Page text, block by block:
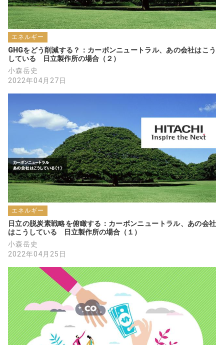
エネルギー
GHGをどう削減する？：カーボンニュートラル、あの会社はこう
している　日立製作所の場合（２）
小森岳史
2022年04月27日
エネルギー
日立の脱炭素戦略を俯瞰する：カーボンニュートラル、あの会社
はこうしている　日立製作所の場合（１）
小森岳史
2022年04月25日